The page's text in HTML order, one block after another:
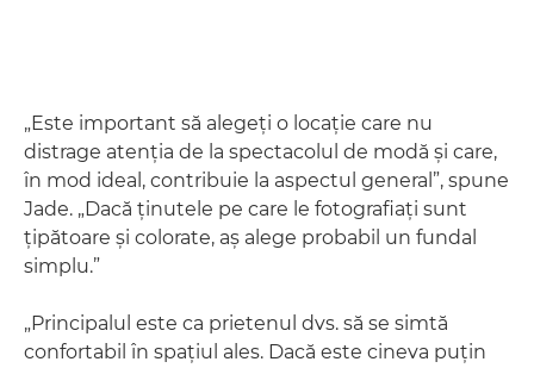
„Este important să alegeţi o locaţie care nu
distrage atenţia de la spectacolul de modă şi care,
în mod ideal, contribuie la aspectul general”, spune
Jade. „Dacă ţinutele pe care le fotografiaţi sunt
ţipătoare şi colorate, aş alege probabil un fundal
simplu.”
„Principalul este ca prietenul dvs. să se simtă
confortabil în spaţiul ales. Dacă este cineva puţin